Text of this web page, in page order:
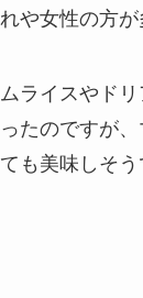
や女性の方が
ライスやドリ
たのですが
も美味しそう